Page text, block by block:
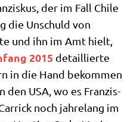
der im Fall Chi­le
die Unschuld von
und ihn im Amt hielt,
2015 detail­lier­te
in die Hand bekom­men
den USA, wo es Fran­zis­
noch jah­re­lang im